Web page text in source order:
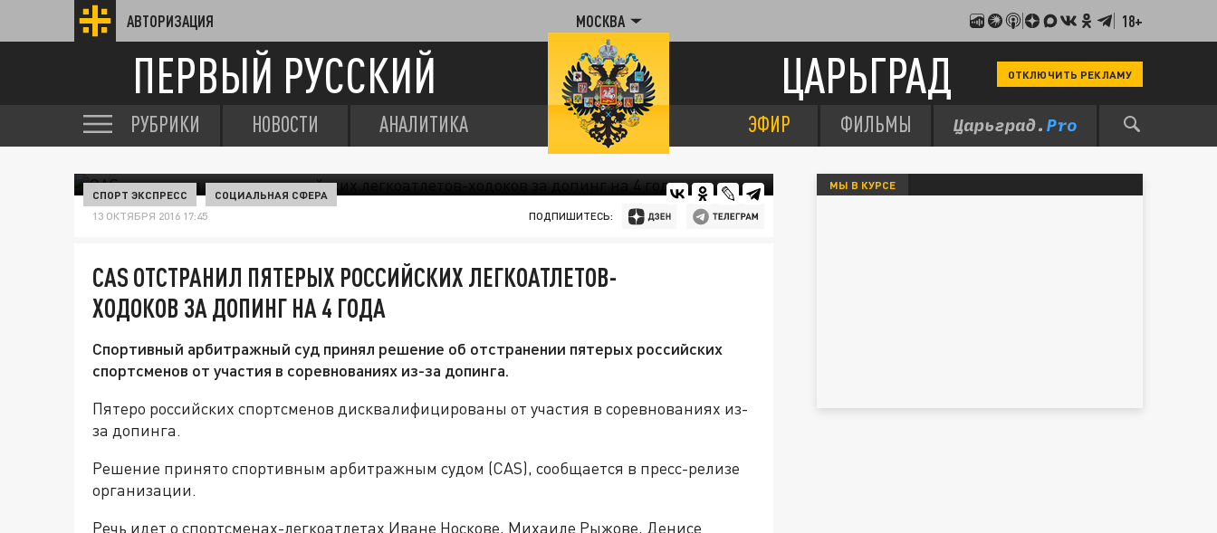
АВТОРИЗАЦИЯ МОСКВА 18+
ПЕРВЫЙ РУССКИЙ ЦАРЬГРАД ОТКЛЮЧИТЬ РЕКЛАМУ
РУБРИКИ НОВОСТИ АНАЛИТИКА ЭФИР ФИЛЬМЫ
СПОРТ ЭКСПРЕСС СОЦИАЛЬНАЯ СФЕРА
13 ОКТЯБРЯ 2016 17:45 ПОДПИШИТЕСЬ:
CAS ОТСТРАНИЛ ПЯТЕРЫХ РОССИЙСКИХ ЛЕГКОАТЛЕТОВ-
ХОДОКОВ ЗА ДОПИНГ НА 4 ГОДА
Спортивный арбитражный суд принял решение об отстранении пятерых российских
спортсменов от участия в соревнованиях из-за допинга.
Пятеро российских спортсменов дисквалифицированы от участия в соревнованиях из-
за допинга.
Решение принято спортивным арбитражным судом (CAS), сообщается в пресс-релизе
организации.
Речь идет о спортсменах-легкоатлетах Иване Носкове, Михаиле Рыжове, Денисе
МЫ В КУРСЕ